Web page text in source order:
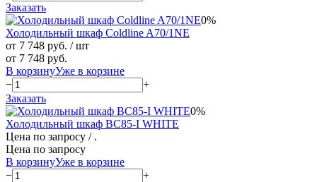
Заказать
0%
Холодильный шкаф Coldline A70/1NE
от 7 748 руб. / шт
от 7 748 руб.
В корзинуУже в корзине
−
+
Заказать
0%
Холодильный шкаф BC85-I WHITE
Цена по запросу / .
Цена по запросу
В корзинуУже в корзине
−
+